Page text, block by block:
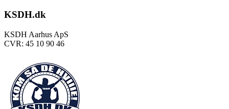
KSDH.dk
KSDH Aarhus ApS
CVR: 45 10 90 46